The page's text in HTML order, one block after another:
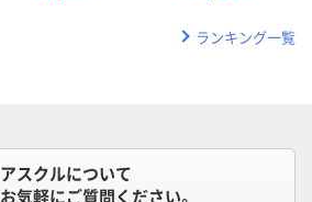
ランキング一覧
アスクルについて
お気軽にご質問ください。